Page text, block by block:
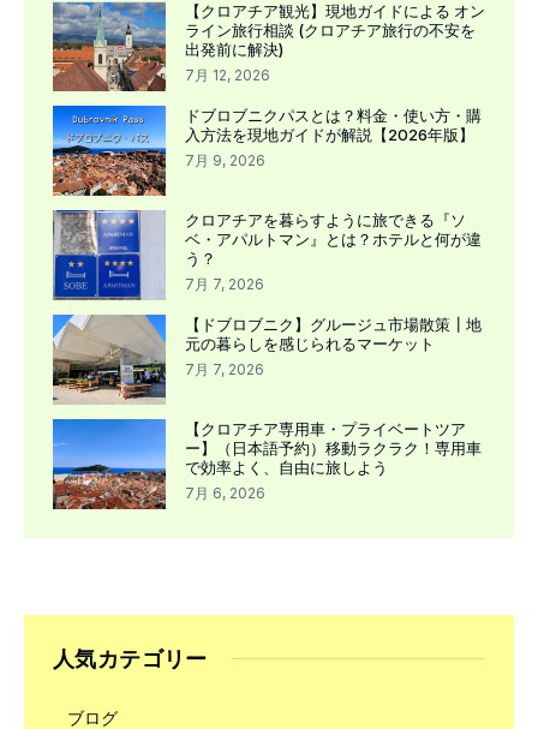
【クロアチア観光】現地ガイドによる オン
ライン旅行相談 (クロアチア旅行の不安を
出発前に解決)
7月 12, 2026
ドブロブニクパスとは？料金・使い方・購
入方法を現地ガイドが解説【2026年版】
7月 9, 2026
クロアチアを暮らすように旅できる『ソ
ベ・アパルトマン』とは？ホテルと何が違
う？
7月 7, 2026
【ドブロブニク】グルージュ市場散策┃地
元の暮らしを感じられるマーケット
7月 7, 2026
【クロアチア専用車・プライベートツア
ー】（日本語予約）移動ラクラク！専用車
で効率よく、自由に旅しよう
7月 6, 2026
人気カテゴリー
ブログ